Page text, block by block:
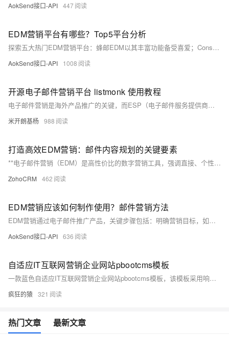
AokSend接口-API 447
EDM营销平台有哪些？Top5平台分析
探索五大热门EDM营销平台：蜂邮EDM以其丰富功能备受喜爱；Constant Contact以用户友好体验著称；Sendinblue结合短信营销与广告管理，适合中小企业；GetResponse提供营销自动化解决方案，适合各类企业；AokSend以其历史底蕴和分析工具吸引用户。各平台特色各异，企业可根据需求选择。
AokSend接口-API 1008
开源电子邮件营销平台 listmonk 使用教程
电子邮件营销是海外产品推广的关键，而ESP（电子邮件服务提供商）如Mailchimp和SendCloud等常被用于管理邮件列表和跟踪效果。然而，成本和定制化限制成为问题。为解决这些问题，开源平台如listmonk提供了一种灵活且可定制的解决方案。listmonk用Go语言编写，具备订阅者管理、邮件创建发送、跟踪分析和API集成等功能，特别适合中小企业和大型组织。它还支持一键部署，例如通过Sealos应用商店，使得部署过程变得简单。
米开朗基杨 988
打造高效EDM营销：邮件内容规划的关键要素
**电子邮件营销（EDM）是高性价比的数字营销工具，强调直接、个性化沟通。通过分析用户数据、创建买家画像来定位目标群体。明确邮件营销目标，如品牌推广、用户参与或销售，制定相应内容策略，如吸引标题、有价值的内容、清晰CTA和个性化定制。使用响应式模板，进行A/B测试，跟踪邮件打开率、点击率等关键指标，持续优化以提高效果。成功EDM结合了策略、技术与对消费者心理的理解。**
ZohoCRM 462
EDM营销应该如何制作使用？邮件营销方法
EDM营销通过电子邮件推广产品，关键步骤包括：明确营销目标，如销售额增长或品牌知名度提升；精准定位受众，依据受众特征定制内容；设计吸引人的标题和内容，结合图片或视频；运用个性化信息提升互动性；定期发送保持联系；监测邮件效果如打开率和点击率；并根据分析结果持续优化策略。这些方法能有效提升邮件营销效率和成果。
AokSend接口-API 636
自适应IT互联网营销企业网站pbootcms模板
一款蓝色自适应IT互联网营销企业网站pbootcms模板，该模板采用响应式设计，可自适应手机端，适合一切网络技术公司、互联网IT行业，源码下载，为您提供了便捷哦。
疯狂的猿 321
热门文章 最新文章